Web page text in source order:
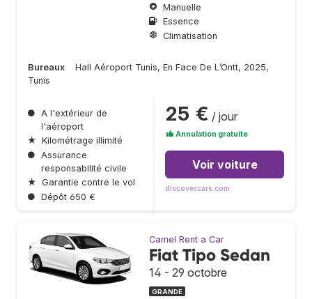
Manuelle
Essence
Climatisation
Bureaux
Hall Aéroport Tunis, En Face De L’Ontt, 2025,
Tunis
● A l'extérieur de
l'aéroport
★ Kilométrage illimité
● Assurance
responsabilité civile
★ Garantie contre le vol
● Dépôt 650 €
25 € / jour
Annulation gratuite
Voir voiture
discovercars.com
Camel Rent a Car
Fiat Tipo Sedan
14 - 29 octobre
GRANDE